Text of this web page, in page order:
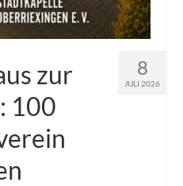
8
JULI 2026
zur
100